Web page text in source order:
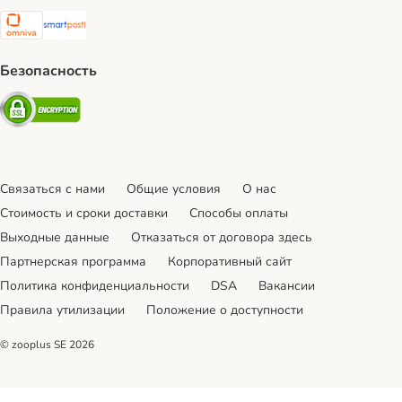
Omniva Shipping Method
SmartPosti Shipping Method
Безопасность
Security
Связаться с нами Общие условия
О нас
Стоимость и сроки доставки
Cпособы оплаты
Выходные данные
Отказаться от договора здесь
Партнерская программа
Корпоративный сайт
Политика конфиденциальности
DSA
Вакансии
Правила утилизации
Положение о доступности
© zooplus SE 2026